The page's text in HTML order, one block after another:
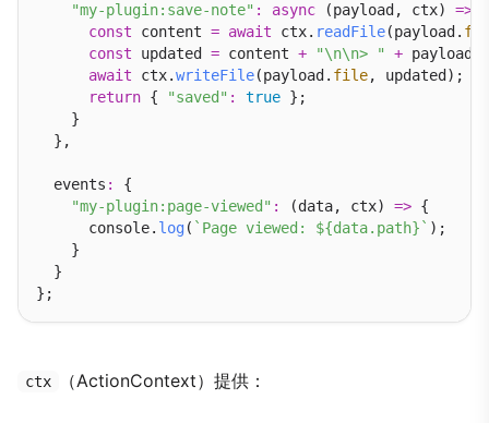
"my-plugin:save-note" : async (payload, ctx) =>
const content = await ctx. readFile(payload.
const updated = content + "\n\n> " + payload.
await ctx.writeFile(payload. file, updated);
return { "saved" : true };
    }
  },
  events
:
{
"my-plugin:page-viewed" : (data, ctx) => {
      console.
log( `Page viewed: ${data.path}` );
    }
  }
ctx （ActionContext）提供：